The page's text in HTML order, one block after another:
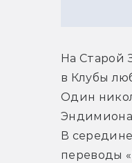
На Старой
в Клубы
Один
В
переводы